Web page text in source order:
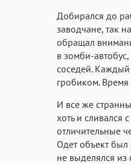
Добирался до
заводчане, так
обращал
в зомби-
соседей.
гробиком.
И все же
хоть и сливался
отличительные
Одет объект
не выделялся